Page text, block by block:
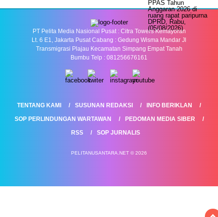
PT Pelita Media Nasional Pusat : Citra Towers Kemayoran
Lt. 6 E1, Jakarta Pusat Cabang : Gedung Wisma Mandar Jl
Transmigrasi Plajau Kecamatan Simpang Empat Tanah
Bumbu Telp : 081256676161
TENTANG KAMI SUSUNAN REDAKSI
INFO BERIKLAN
SOP PERLINDUNGAN WARTAWAN
PEDOMAN MEDIA SIBER
RSS
SOP JURNALIS
PELITANUSANTARA.NET © 2026